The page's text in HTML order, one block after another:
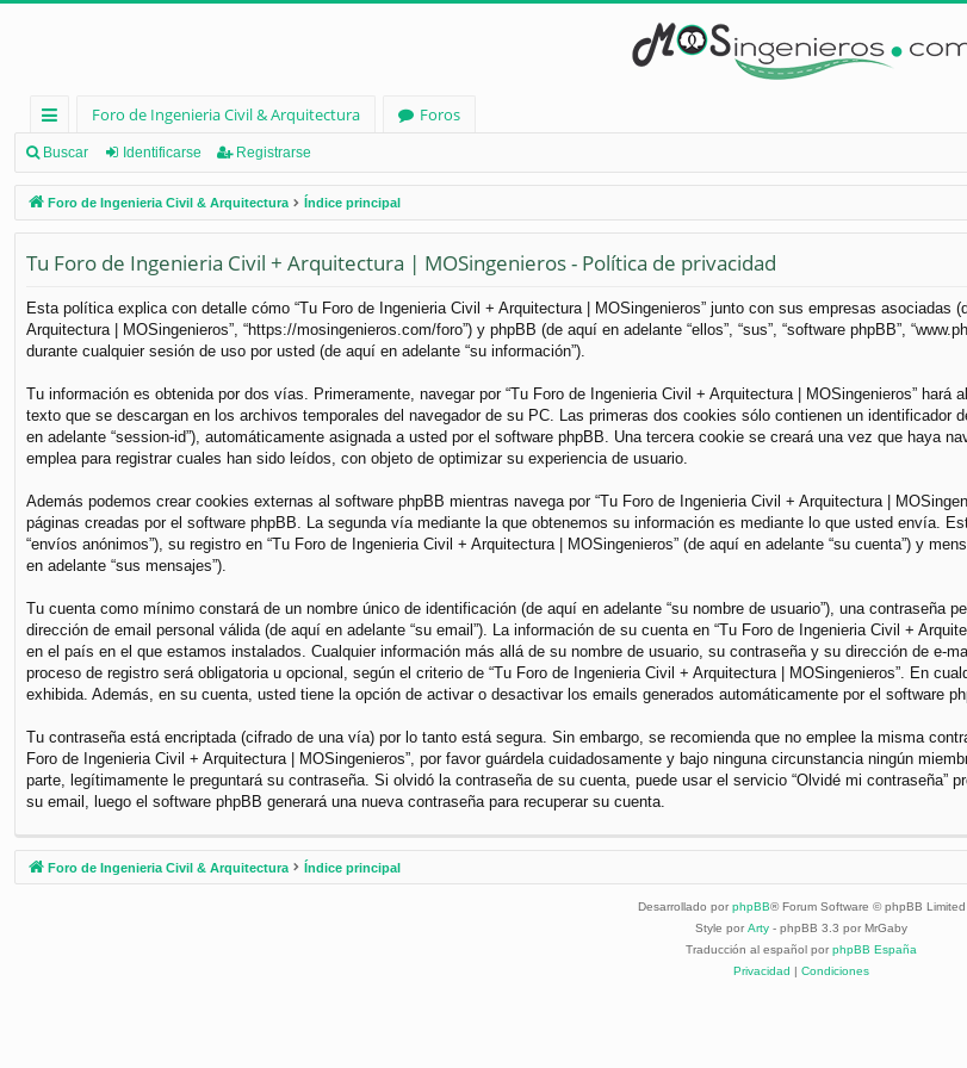
nl
ac
es
rá
pi
d
Foro de Ingenieria Civil & Arquitectura
Foros
Buscar Identificarse Registrarse
Foro de Ingenieria Civil & Arquitectura Índice principal
Tu Foro de Ingenieria Civil + Arquitectura | MOSingenieros - Política de privacidad
Esta política explica con detalle cómo “Tu Foro de Ingenieria Civil + Arquitectura | MOSingenieros” junto con sus empresas asociadas
Arquitectura | MOSingenieros”, “https://mosingenieros.com/foro”) y phpBB (de aquí en adelante “ellos”, “sus”, “software phpBB”,
durante cualquier sesión de uso por usted (de aquí en adelante “su información”).
Tu información es obtenida por dos vías. Primeramente, navegar por “Tu Foro de Ingenieria Civil + Arquitectura | MOSingenieros”
texto que se descargan en los archivos temporales del navegador de su PC. Las primeras dos cookies sólo contienen un identificador
en adelante “session-id”), automáticamente asignada a usted por el software phpBB. Una tercera cookie se creará una vez que haya
emplea para registrar cuales han sido leídos, con objeto de optimizar su experiencia de usuario.
Además podemos crear cookies externas al software phpBB mientras navega por “Tu Foro de Ingenieria Civil + Arquitectura |
páginas creadas por el software phpBB. La segunda vía mediante la que obtenemos su información es mediante lo que usted envía.
“envíos anónimos”), su registro en “Tu Foro de Ingenieria Civil + Arquitectura | MOSingenieros” (de aquí en adelante “su cuenta”) y
en adelante “sus mensajes”).
Tu cuenta como mínimo constará de un nombre único de identificación (de aquí en adelante “su nombre de usuario”), una contraseña
dirección de email personal válida (de aquí en adelante “su email”). La información de su cuenta en “Tu Foro de Ingenieria Civil +
en el país en el que estamos instalados. Cualquier información más allá de su nombre de usuario, su contraseña y su dirección de e-
proceso de registro será obligatoria u opcional, según el criterio de “Tu Foro de Ingenieria Civil + Arquitectura | MOSingenieros”. En
exhibida. Además, en su cuenta, usted tiene la opción de activar o desactivar los emails generados automáticamente por el software
Tu contraseña está encriptada (cifrado de una vía) por lo tanto está segura. Sin embargo, se recomienda que no emplee la misma
Foro de Ingenieria Civil + Arquitectura | MOSingenieros”, por favor guárdela cuidadosamente y bajo ninguna circunstancia ningún
parte, legítimamente le preguntará su contraseña. Si olvidó la contraseña de su cuenta, puede usar el servicio “Olvidé mi
su email, luego el software phpBB generará una nueva contraseña para recuperar su cuenta.
Foro de Ingenieria Civil & Arquitectura Índice principal
Desarrollado por phpBB® Forum Software © phpBB Limited
Style por Arty - phpBB 3.3 por MrGaby
Traducción al español por phpBB España
Privacidad | Condiciones